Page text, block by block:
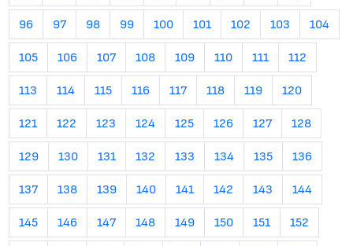
96 97 98 99 100 101 102 103 104
105 106 107 108 109 110 111 112
113 114 115 116 117 118 119 120
121 122 123 124 125 126 127 128
129 130 131 132 133 134 135 136
137 138 139 140 141 142 143 144
145 146 147 148 149 150 151 152